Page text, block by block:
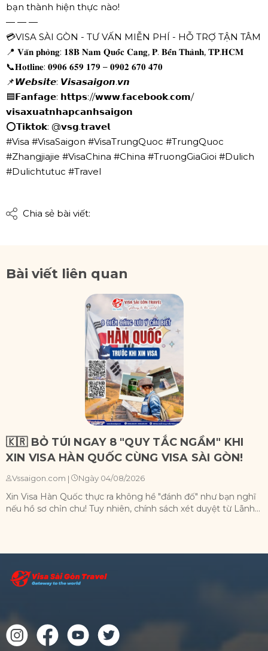
bạn thành hiện thực nào!
— — —
💳VISA SÀI GÒN - TƯ VẤN MIỄN PHÍ - HỖ TRỢ TẬN TÂM
📍 𝐕𝐚̆𝐧 𝐩𝐡𝐨̀𝐧𝐠: 𝟏𝟖𝐁 𝐍𝐚𝐦 𝐐𝐮𝐨̂́𝐜 𝐂𝐚𝐧𝐠, 𝐏. 𝐁𝐞̂́𝐧 𝐓𝐡𝐚̀𝐧𝐡, 𝐓𝐏.𝐇𝐂𝐌
📞𝐇𝐨𝐭𝐥𝐢𝐧𝐞: 𝟎𝟗𝟎𝟔 𝟔𝟓𝟗 𝟏𝟕𝟗 – 𝟎𝟗𝟎𝟐 𝟔𝟕𝟎 𝟒𝟕𝟎
📌𝙒𝙚𝙗𝙨𝙞𝙩𝙚: 𝙑𝙞𝙨𝙖𝙨𝙖𝙞𝙜𝙤𝙣.𝙫𝙣
🟦𝗙𝗮𝗻𝗳𝗮𝗴𝗲: 𝗵𝘁𝘁𝗽𝘀://𝘄𝘄𝘄.𝗳𝗮𝗰𝗲𝗯𝗼𝗼𝗸.𝗰𝗼𝗺/
𝘃𝗶𝘀𝗮𝘅𝘂𝗮𝘁𝗻𝗵𝗮𝗽𝗰𝗮𝗻𝗵𝘀𝗮𝗶𝗴𝗼𝗻
⭕𝗧𝗶𝗸𝘁𝗼𝗸: @𝘃𝘀𝗴.𝘁𝗿𝗮𝘃𝗲𝗹
#Visa #VisaSaigon #VisaTrungQuoc #TrungQuoc
#Zhangjiajie #VisaChina #China #TruongGiaGioi #Dulich
#Dulichtutuc #Travel
Chia sẻ bài viết:
Bài viết liên quan
🇰🇷 BỎ TÚI NGAY 8 "QUY TẮC NGẦM" KHI
XIN VISA HÀN QUỐC CÙNG VISA SÀI GÒN!
Vssaigon.com | Ngày 04/08/2026
Xin Visa Hàn Quốc thực ra không hề "đánh đố" như bạn nghĩ
nếu hồ sơ chỉn chu! Tuy nhiên, chính sách xét duyệt từ Lãnh...